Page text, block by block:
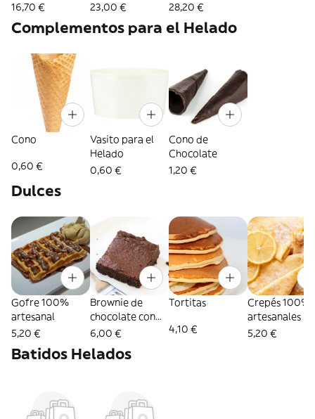
16,70 €
23,00 €
28,20 €
Complementos para el Helado
Cono
0,60 €
Vasito para el
Helado
0,60 €
Cono de
Chocolate
1,20 €
Dulces
Gofre 100%
artesanal
5,20 €
Brownie de
chocolate con
nueces
6,00 €
Tortitas
4,10 €
Crepés 100%
artesanales
5,20 €
Batidos Helados